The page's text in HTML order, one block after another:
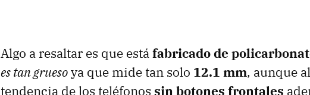
Algo a resaltar es que estáfabricado de
es tan gruesoya que mide tan solo 12.1 mm, aunque
tendencia de los teléfonos sin botones frontales